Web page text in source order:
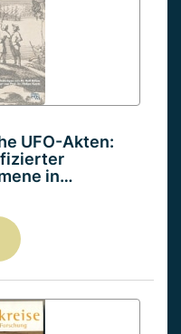
UFO-Akten:
in…